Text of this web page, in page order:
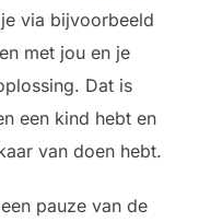
via bijvoorbeeld
met jou en je
Dat is
een kind hebt en
van doen hebt.
pauze van de